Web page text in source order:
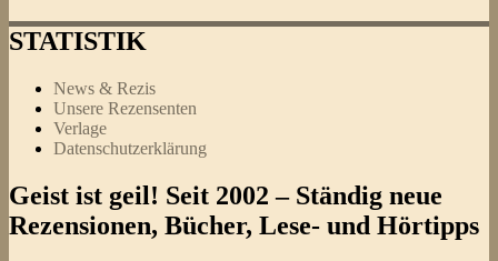
STATISTIK
News & Rezis
Unsere Rezensenten
Verlage
Datenschutzerklärung
Geist ist geil! Seit 2002 – Ständig neue
Rezensionen, Bücher, Lese- und Hörtipps